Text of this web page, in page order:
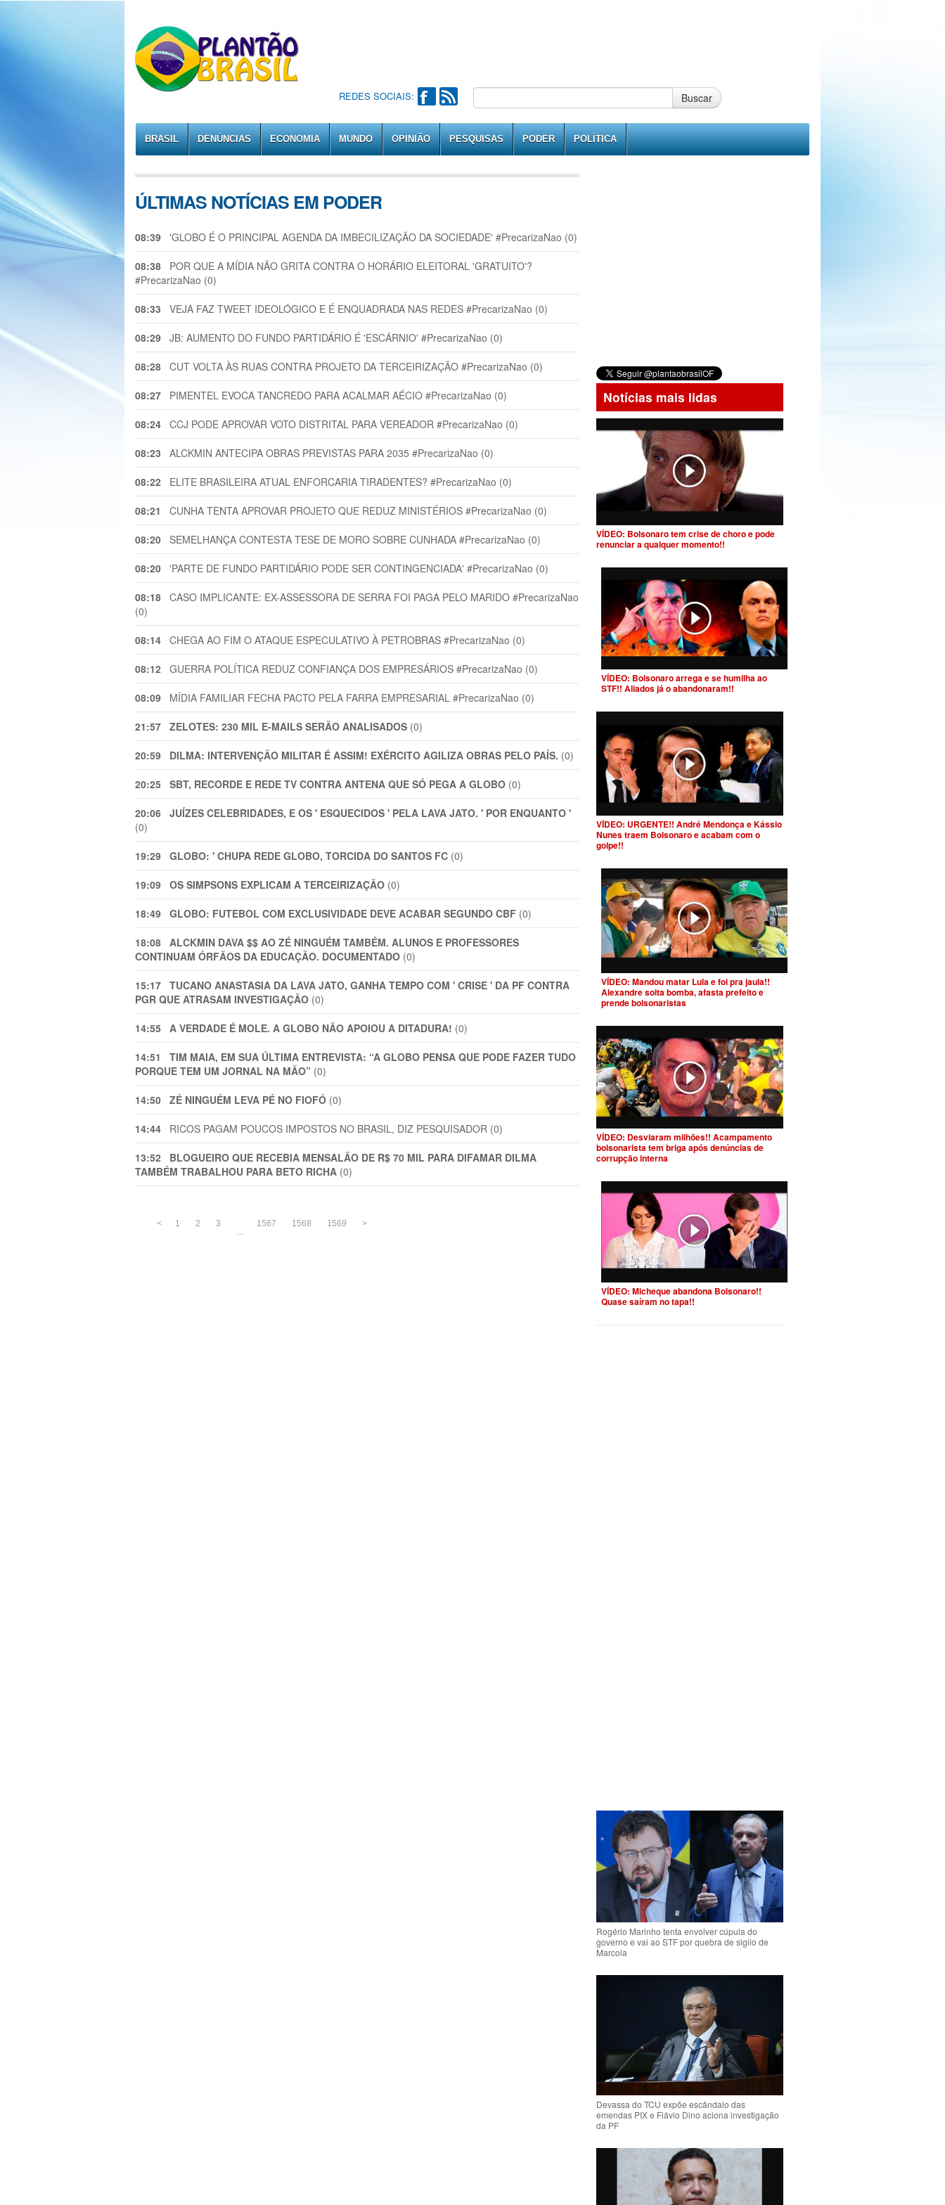
REDES SOCIAIS: Buscar
BRASIL DENÚNCIAS ECONOMIA MUNDO OPINIÃO PESQUISAS PODER POLÍTICA
ÚLTIMAS NOTÍCIAS EM PODER
08:39 'GLOBO É O PRINCIPAL AGENDA DA IMBECILIZAÇÃO DA SOCIEDADE' #PrecarizaNao (0)
08:38 POR QUE A MÍDIA NÃO GRITA CONTRA O HORÁRIO ELEITORAL 'GRATUITO'?
#PrecarizaNao (0)
08:33 VEJA FAZ TWEET IDEOLÓGICO E É ENQUADRADA NAS REDES #PrecarizaNao (0)
08:29 JB: AUMENTO DO FUNDO PARTIDÁRIO É 'ESCÁRNIO' #PrecarizaNao (0)
08:28 CUT VOLTA ÀS RUAS CONTRA PROJETO DA TERCEIRIZAÇÃO #PrecarizaNao (0)
08:27 PIMENTEL EVOCA TANCREDO PARA ACALMAR AÉCIO #PrecarizaNao (0)
08:24 CCJ PODE APROVAR VOTO DISTRITAL PARA VEREADOR #PrecarizaNao (0)
08:23 ALCKMIN ANTECIPA OBRAS PREVISTAS PARA 2035 #PrecarizaNao (0)
08:22 ELITE BRASILEIRA ATUAL ENFORCARIA TIRADENTES? #PrecarizaNao (0)
08:21 CUNHA TENTA APROVAR PROJETO QUE REDUZ MINISTÉRIOS #PrecarizaNao (0)
08:20 SEMELHANÇA CONTESTA TESE DE MORO SOBRE CUNHADA #PrecarizaNao (0)
08:20 'PARTE DE FUNDO PARTIDÁRIO PODE SER CONTINGENCIADA' #PrecarizaNao (0)
08:18 CASO IMPLICANTE: EX-ASSESSORA DE SERRA FOI PAGA PELO MARIDO #PrecarizaNao
(0)
08:14 CHEGA AO FIM O ATAQUE ESPECULATIVO À PETROBRAS #PrecarizaNao (0)
08:12 GUERRA POLÍTICA REDUZ CONFIANÇA DOS EMPRESÁRIOS #PrecarizaNao (0)
08:09 MÍDIA FAMILIAR FECHA PACTO PELA FARRA EMPRESARIAL #PrecarizaNao (0)
21:57 ZELOTES: 230 MIL E-MAILS SERÃO ANALISADOS (0)
20:59 DILMA: INTERVENÇÃO MILITAR É ASSIM! EXÉRCITO AGILIZA OBRAS PELO PAÍS. (0)
20:25 SBT, RECORDE E REDE TV CONTRA ANTENA QUE SÓ PEGA A GLOBO (0)
20:06 JUÍZES CELEBRIDADES, E OS ' ESQUECIDOS ' PELA LAVA JATO. ' POR ENQUANTO '
(0)
19:29 GLOBO: ' CHUPA REDE GLOBO, TORCIDA DO SANTOS FC (0)
19:09 OS SIMPSONS EXPLICAM A TERCEIRIZAÇÃO (0)
18:49 GLOBO: FUTEBOL COM EXCLUSIVIDADE DEVE ACABAR SEGUNDO CBF (0)
18:08 ALCKMIN DAVA $$ AO ZÉ NINGUÉM TAMBÉM. ALUNOS E PROFESSORES
CONTINUAM ÓRFÃOS DA EDUCAÇÃO. DOCUMENTADO (0)
15:17 TUCANO ANASTASIA DA LAVA JATO, GANHA TEMPO COM ' CRISE ' DA PF CONTRA
PGR QUE ATRASAM INVESTIGAÇÃO (0)
14:55 A VERDADE É MOLE. A GLOBO NÃO APOIOU A DITADURA! (0)
14:51
TIM MAIA, EM SUA ÚLTIMA ENTREVISTA: “A GLOBO PENSA QUE PODE FAZER TUDO
PORQUE TEM UM JORNAL NA MÃO” (0)
14:50 ZÉ NINGUÉM LEVA PÉ NO FIOFÓ (0)
14:44 RICOS PAGAM POUCOS IMPOSTOS NO BRASIL, DIZ PESQUISADOR (0)
13:52
BLOGUEIRO QUE RECEBIA MENSALÃO DE R$ 70 MIL PARA DIFAMAR DILMA
TAMBÉM TRABALHOU PARA BETO RICHA (0)
< 1 2
3
...
1567 1568 1569 >
Notícias mais lidas
VÍDEO: Bolsonaro tem crise de choro e pode
renunciar a qualquer momento!!
VÍDEO: Bolsonaro arrega e se humilha ao
STF!! Aliados já o abandonaram!!
VÍDEO: URGENTE!! André Mendonça e Kássio
Nunes traem Bolsonaro e acabam com o
golpe!!
VÍDEO: Mandou matar Lula e foi pra jaula!!
Alexandre solta bomba, afasta prefeito e
prende bolsonaristas
VÍDEO: Desviaram milhões!! Acampamento
bolsonarista tem briga após denúncias de
corrupção interna
VÍDEO: Micheque abandona Bolsonaro!!
Quase saíram no tapa!!
Rogério Marinho tenta envolver cúpula do
governo e vai ao STF por quebra de sigilo de
Marcola
Devassa do TCU expõe escândalo das
emendas PIX e Flávio Dino aciona investigação
da PF